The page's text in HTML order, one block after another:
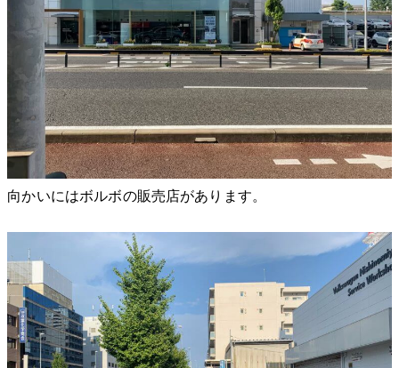
向かいにはボルボの販売店があります。